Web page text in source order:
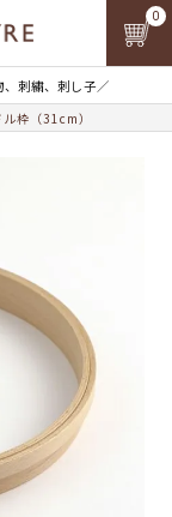
刺繍、刺し子／
0
枠（31cm）